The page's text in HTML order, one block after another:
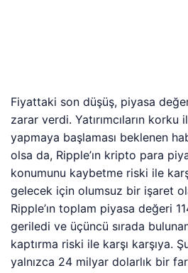
bir olumsuz haber veya yeni bir
sonucunda bu fark kolaylıkla
Günlük grafiğinde bakıldığında
olduğu görülen XRP fiyatı, ilk 15
haricinde en kötü performans
birimi. Ancak bu, yeniden
gelmez. Tarihsel verilere
fiyatının daha önce yalnızca bir
fazla değer kazandığı